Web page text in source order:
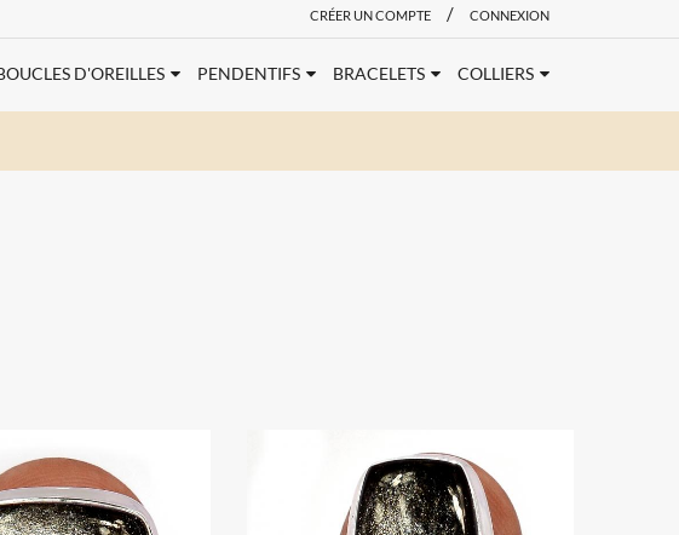
CRÉER UN COMPTE / CONNEXION
D'OREILLES PENDENTIFS BRACELETS COLLIERS